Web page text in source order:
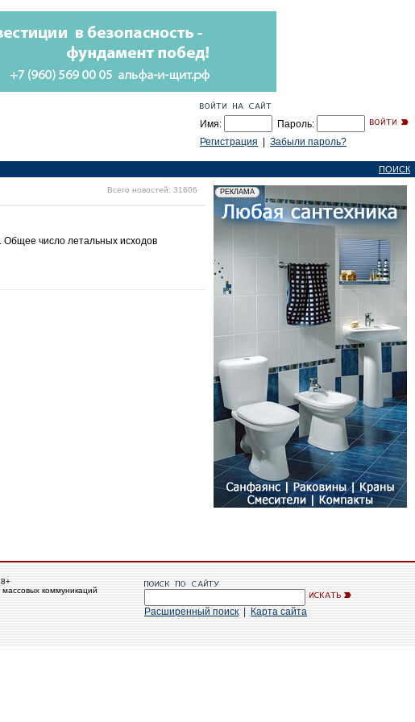
Имя:
Пароль:
Регистрация
Забыли пароль?
ПОИСК
Всего новостей: 31606
Общее число летальных исходов
коммуникаций
Расширенный поиск Карта сайта